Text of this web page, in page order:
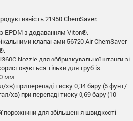
21950 ChemSaver:
EPDM з додаванням Viton®.
клапанами 56720 Air ChemSaver
Nozzle для оббризкувальної штанги зі
тільки для труб із
мм
хв) при перепаді тиску 0,34 бару (5 фунт/
хв) при перепаді тиску 0,69 бару (10
порожнини для збільшення швидкості